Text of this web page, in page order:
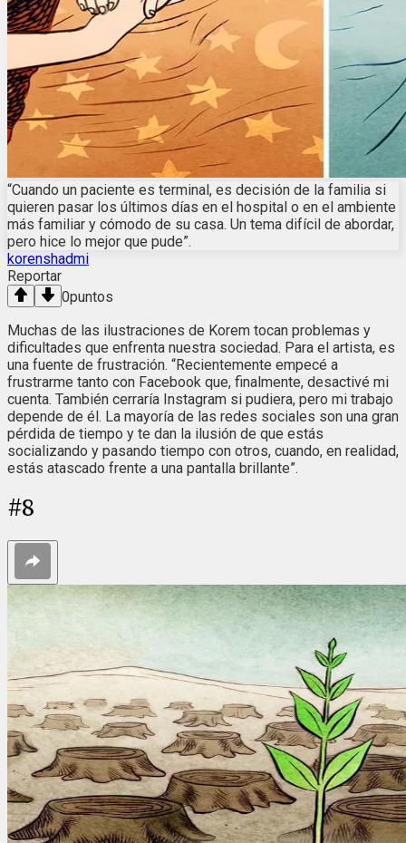
“Cuando un paciente es terminal, es decisión de la familia si
quieren pasar los últimos días en el hospital o en el ambiente
más familiar y cómodo de su casa. Un tema difícil de abordar,
pero hice lo mejor que pude”.
korenshadmi
Reportar
0puntos
Muchas de las ilustraciones de Korem tocan problemas y
dificultades que enfrenta nuestra sociedad. Para el artista, es
una fuente de frustración. “Recientemente empecé a
frustrarme tanto con Facebook que, finalmente, desactivé mi
cuenta. También cerraría Instagram si pudiera, pero mi trabajo
depende de él. La mayoría de las redes sociales son una gran
pérdida de tiempo y te dan la ilusión de que estás
socializando y pasando tiempo con otros, cuando, en realidad,
estás atascado frente a una pantalla brillante”.
#8